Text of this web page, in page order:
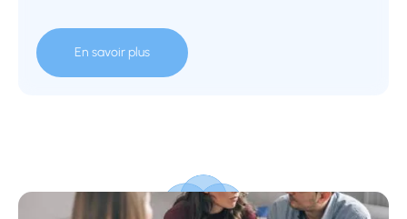
En savoir plus